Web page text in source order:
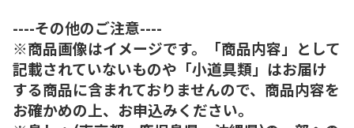
----その他のご注意----
※商品画像はイメージです。「商品内容」として
記載されていないものや「小道具類」はお届け
する商品に含まれておりませんので、商品内容を
お確かめの上、お申込みください。